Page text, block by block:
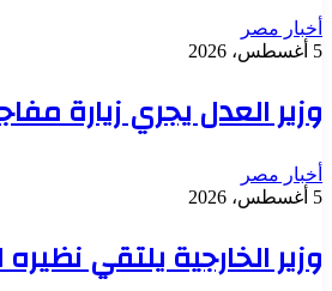
أخبار مصر
5 أغسطس، 2026
وزير العدل يجري زيارة
أخبار مصر
5 أغسطس، 2026
وزير الخارجية يلتقي